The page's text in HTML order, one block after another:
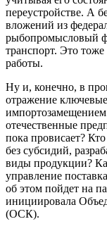
переустройстве. А
вложений из
рыбопромысловый
транспорт. Это
работы.
Ну и, конечно, в
отражение
отечественные
пока провисает?
без субсидий,
виды продукции?
управление
об этом пойдет на
инициировала
(ОСК).